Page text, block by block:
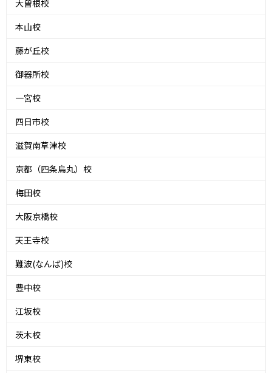
大曽根校
本山校
藤が丘校
御器所校
一宮校
四日市校
滋賀南草津校
京都（四条烏丸）校
梅田校
大阪京橋校
天王寺校
難波(なんば)校
豊中校
江坂校
茨木校
堺東校